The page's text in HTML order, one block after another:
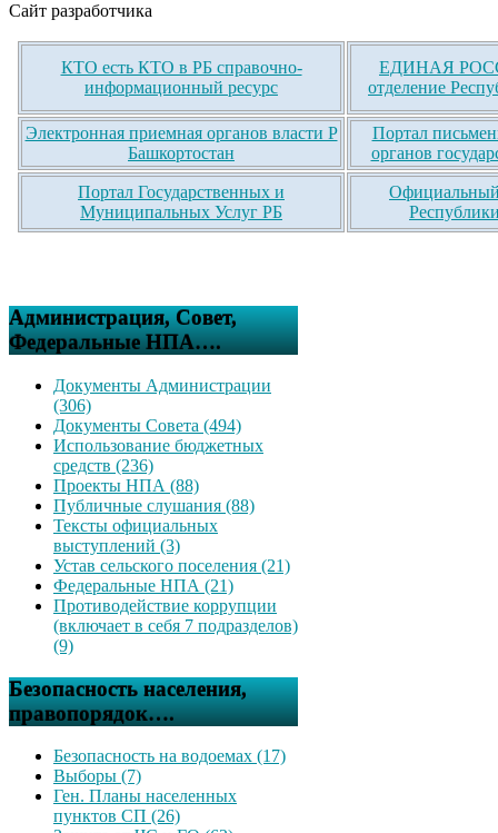
Сайт разработчика
КТО есть КТО в РБ справочно-
информационный ресурс
ЕДИНАЯ
отделение
Электронная приемная органов власти Р
Башкортостан
Портал
органов
Портал Государственных и
Муниципальных Услуг РБ
Официальный
Администрация, Совет,
Федеральные НПА….
Документы Администрации
(306)
Документы Совета (494)
Использование бюджетных
средств (236)
Проекты НПА (88)
Публичные слушания (88)
Тексты официальных
выступлений (3)
Устав сельского поселения (21)
Федеральные НПА (21)
Противодействие коррупции
(включает в себя 7 подразделов)
(9)
Безопасность населения,
правопорядок….
Безопасность на водоемах (17)
Выборы (7)
Ген. Планы населенных
пунктов СП (26)